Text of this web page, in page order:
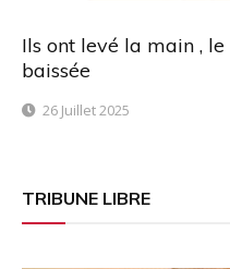
Ils ont levé la main , le
baissée
26 Juillet 2025
TRIBUNE LIBRE